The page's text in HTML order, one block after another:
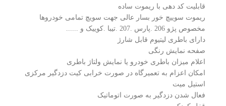
قابلیت کد دهی با ریموت ساده
ریموت سوییچ خور بسار عالی جهت سویچ تمامی خودروها
مخصوص پژو 206 .پارس .207 .تیبا .کوییک و ......
دارای باطری لیتیوم قابل شارژ
صفحه نمایش رنگی
اعلام میزان باطری خودرو یا نمایش ولتاژ باطری
امکان اعزام به تعمیرگاه در صورت خرابی کیت دزدگیر مرکزی
استیل میت
فعال شدن دزدگیر به صورت اتوماتیک